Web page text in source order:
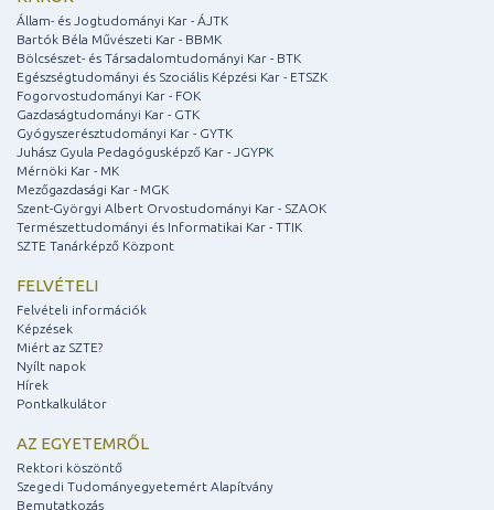
Állam- és Jogtudományi Kar - ÁJTK
Bartók Béla Művészeti Kar - BBMK
Bölcsészet- és Társadalomtudományi Kar - BTK
Egészségtudományi és Szociális Képzési Kar - ETSZK
Fogorvostudományi Kar - FOK
Gazdaságtudományi Kar - GTK
Gyógyszerésztudományi Kar - GYTK
Juhász Gyula Pedagógusképző Kar - JGYPK
Mérnöki Kar - MK
Mezőgazdasági Kar - MGK
Szent-Györgyi Albert Orvostudományi Kar - SZAOK
Természettudományi és Informatikai Kar - TTIK
SZTE Tanárképző Központ
FELVÉTELI
Felvételi információk
Képzések
Miért az SZTE?
Nyílt napok
Hírek
Pontkalkulátor
AZ EGYETEMRŐL
Rektori köszöntő
Szegedi Tudományegyetemért Alapítvány
Bemutatkozás